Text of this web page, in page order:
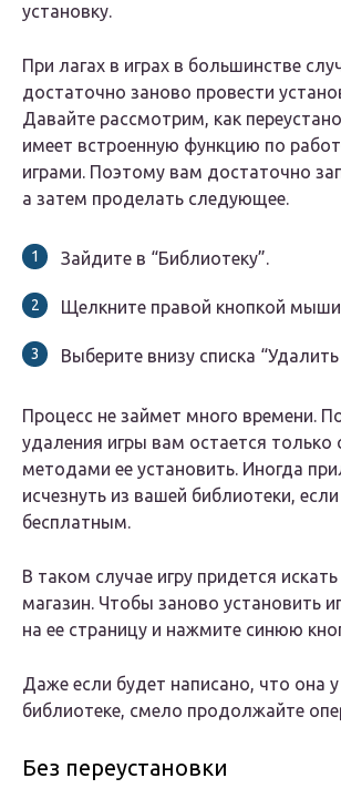
установку.
При лагах в играх в большинстве
достаточно заново провести
Давайте рассмотрим, как
имеет встроенную функцию по
играми. Поэтому вам достаточно
а затем проделать следующее.
Зайдите в “Библиотеку”.
Щелкните правой кнопкой мыши
Выберите внизу списка
Процесс не займет много времени.
удаления игры вам остается
методами ее установить. Иногда
исчезнуть из вашей библиотеки,
бесплатным.
В таком случае игру придется
магазин. Чтобы заново установить
на ее страницу и нажмите синюю
Даже если будет написано, что она
библиотеке, смело продолжайте
Без переустановки